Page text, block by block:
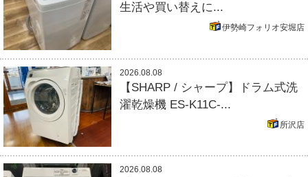
生活や買い替えに...
伊勢崎フォリオ安堀店
2026.08.08
【SHARP / シャープ】ドラム式洗
濯乾燥機 ES-K11C-...
所沢店
2026.08.08